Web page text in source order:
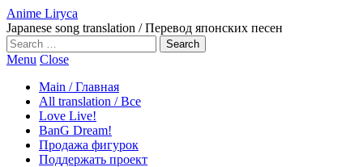
Anime Liryca
Japanese song translation / Перевод японских песен
Search
on:
Menu Close
Main / Главная
All translation / Все
Love Live!
BanG Dream!
Продажа фигурок
Поддержать проект